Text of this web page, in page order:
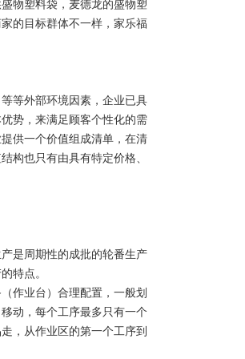
物塑料袋，麦德龙的盛物塑
的目标群体不一样，家乐福
等外部环境因素，企业已具
势，来满足顾客个性化的需
供一个价值组成清单，在清
构也只有由具有特定价格、
是周期性的成批的轮番生产
特点。
作业台）合理配置，一般划
动，每个工序最多只有一个
，从作业区的第一个工序到